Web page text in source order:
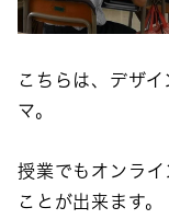
こちらは、デザ
マ。
授業でもオンラ
ことが出来ます。